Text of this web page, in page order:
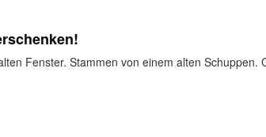
Fenster. Stammen von einem alten Schuppen.